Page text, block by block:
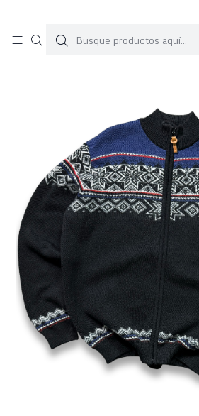
Inicio SWEATERS Sweater